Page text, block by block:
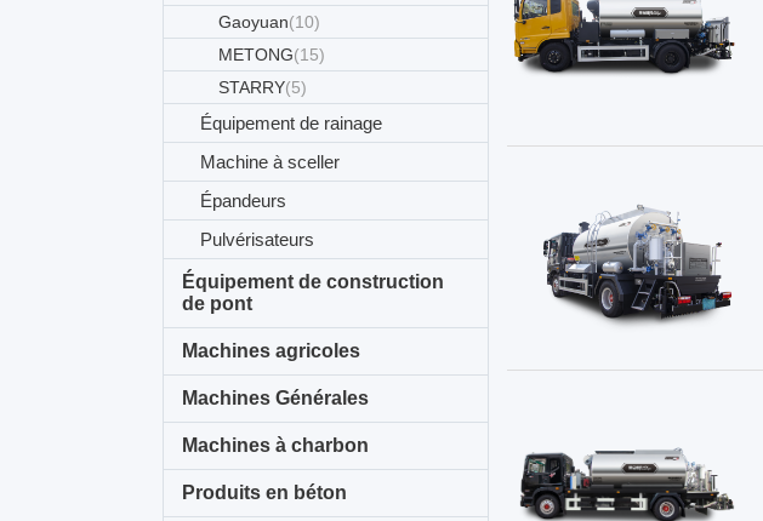
Gaoyuan(10)
METONG(15)
STARRY(5)
Équipement de rainage
Machine à sceller
Épandeurs
Pulvérisateurs
Équipement de construction
de pont
Machines agricoles
Machines Générales
Machines à charbon
Produits en béton